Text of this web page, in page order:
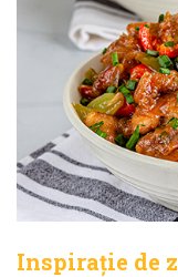
Inspirație de